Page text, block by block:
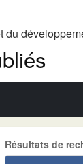
du
Résultats de